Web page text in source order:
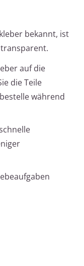
bekannt, ist
auf die
die Teile
während